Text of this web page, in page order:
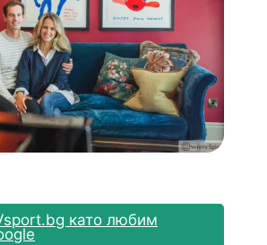
като любим